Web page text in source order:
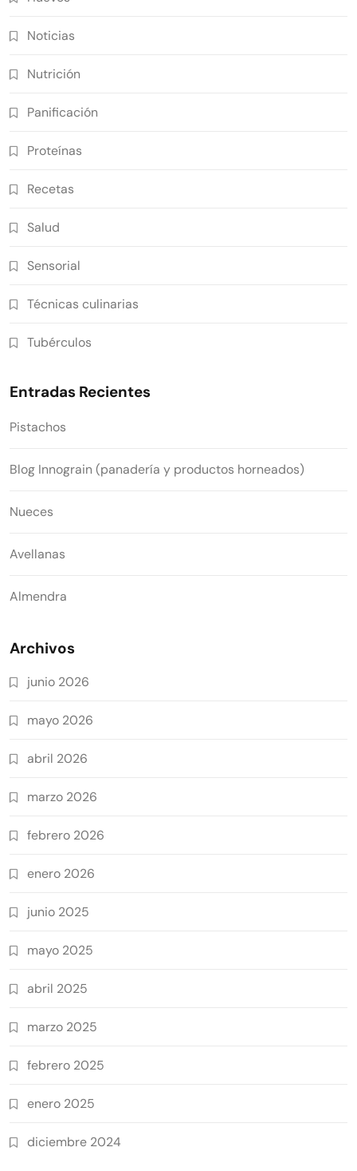
Noticias
Nutrición
Panificación
Proteínas
Recetas
Salud
Sensorial
Técnicas culinarias
Tubérculos
Entradas Recientes
Pistachos
Blog Innograin (panadería y productos horneados)
Nueces
Avellanas
Almendra
Archivos
junio 2026
mayo 2026
abril 2026
marzo 2026
febrero 2026
enero 2026
junio 2025
mayo 2025
abril 2025
marzo 2025
febrero 2025
enero 2025
diciembre 2024